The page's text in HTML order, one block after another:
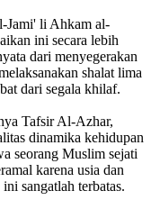
Jami' li Ahkam al-
ini secara lebih
dari menyegerakan
shalat lima
dari segala khilaf.
Tafsir Al-Azhar,
dinamika kehidupan
seorang Muslim sejati
karena usia dan
sangatlah terbatas.